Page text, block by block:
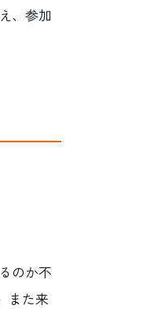
、参加
のか不
また来